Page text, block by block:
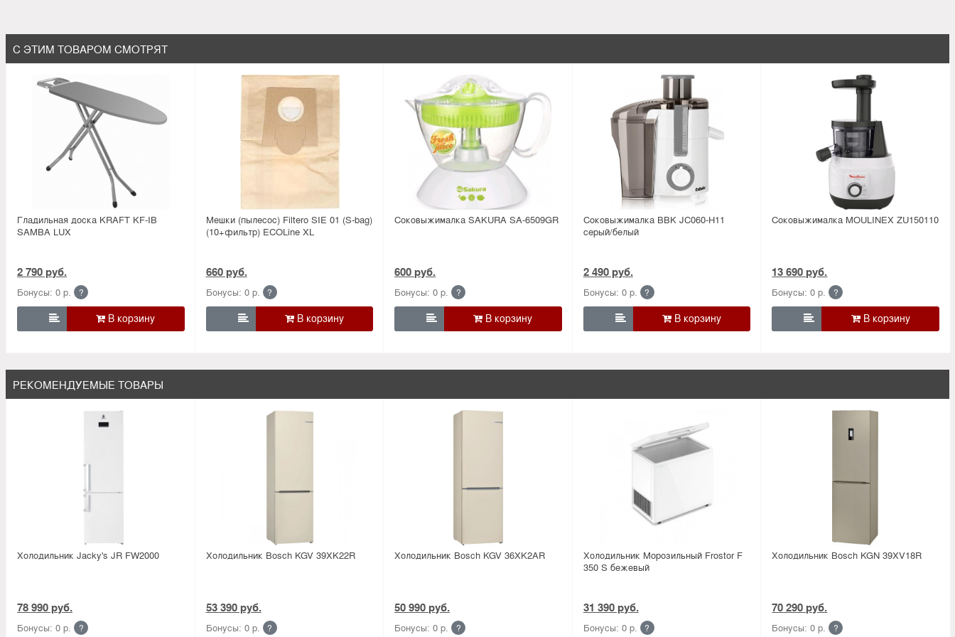
С ЭТИМ ТОВАРОМ СМОТРЯТ
Гладильная доска KRAFT KF-IB
SAMBA LUX
2 790 руб.
Бонусы: 0 р. ?

Мешки (пылесос) Filtero SIE 01 (S-bag)
(10+фильтр) ECOLine XL
660 руб.
Бонусы: 0 р. ?

Соковыжималка SAKURA SA-6509GR
600 руб.
Бонусы: 0 р. ?

Соковыжималка BBK JC060-H11
серый/белый
2 490 руб.
Бонусы: 0 р. ?

Соковыжималка MOULINEX ZU150110
13 690 руб.
Бонусы: 0 р. ?

РЕКОМЕНДУЕМЫЕ ТОВАРЫ
Холодильник Jacky's JR FW2000
78 990 руб.
Бонусы: 0 р. ?
Холодильник Bosсh KGV 39XK22R
53 390 руб.
Бонусы: 0 р. ?
Холодильник Bosсh KGV 36XK2AR
50 990 руб.
Бонусы: 0 р. ?
Холодильник Морозильный Frostor F
350 S бежевый
31 390 руб.
Бонусы: 0 р. ?
Холодильник Bosсh KGN 39XV18R
70 290 руб.
Бонусы: 0 р. ?